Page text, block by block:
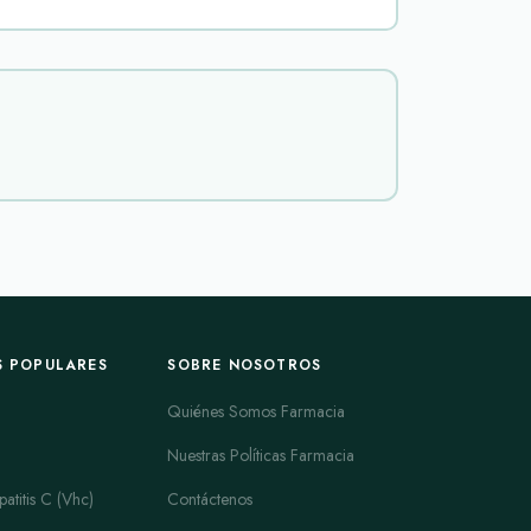
en trastornos funcionales del sistema
de orina, micciones nocturnas frecuentes
prostático y la retención urinaria asociada; en
toma diaria, de liberación prolongada y
aparecen con frecuencia en este ámbito son
asociadas a antimuscarínicos se encuentran
de mareo o cambios en la presión arterial. La
La información que acompaña a
POPULARES
C (Vhc)
SOBRE NOSOTROS
Quiénes Somos Farmacia
Nuestras Políticas Farmacia
Contáctenos